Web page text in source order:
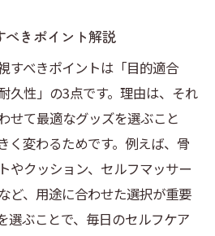
な整体グッズとは何か
い使い方と安全対策
整体用品の活用アイデア
すめ活用術と実践例紹介
的に健康をサポートする方
つけたいマナーと注意点
べきポイント解説
すべきポイントは「目的適合
久性」の3点です。理由は、それ
せて最適なグッズを選ぶこと
く変わるためです。例えば、骨
やクッション、セルフマッサー
ど、用途に合わせた選択が重要
選ぶことで、毎日のセルフケア